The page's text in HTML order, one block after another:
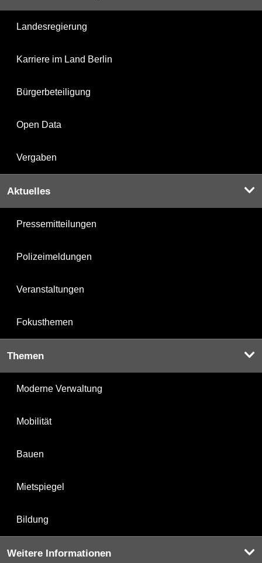
Landesregierung
Karriere im Land Berlin
Bürgerbeteiligung
Open Data
Vergaben
Aktuelles
Pressemitteilungen
Polizeimeldungen
Veranstaltungen
Fokusthemen
Themen
Moderne Verwaltung
Mobilität
Bauen
Mietspiegel
Bildung
Weitere Informationen